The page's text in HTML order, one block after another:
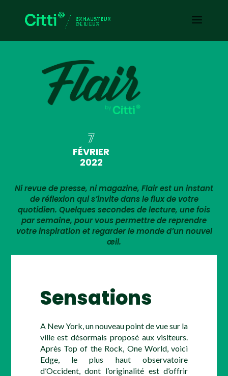
7
FÉVRIER
2022
Ni revue de presse, ni magazine, Flair est un instant
de réflexion qui s’invite dans le flux de votre
quotidien. Quelques secondes de lecture, une fois
par semaine, pour vous permettre de reprendre
votre inspiration et regarder le monde d’un nouvel
œil.
Sensations
A New York, un nouveau point de vue sur la
ville est désormais proposé aux visiteurs.
Après Top of the Rock, One World, voici
Edge, le plus haut observatoire
d’Occident, dont l’originalité est d’offrir